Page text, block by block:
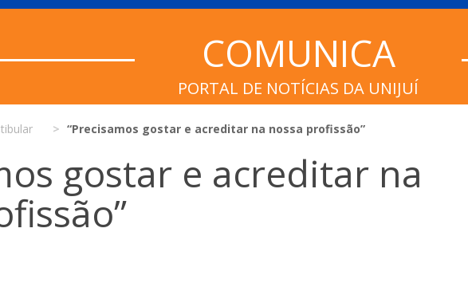
COMUNICA
PORTAL DE NOTÍCIAS DA UNIJUÍ
“Precisamos gostar e acreditar na nossa profissão”
gostar e acreditar na